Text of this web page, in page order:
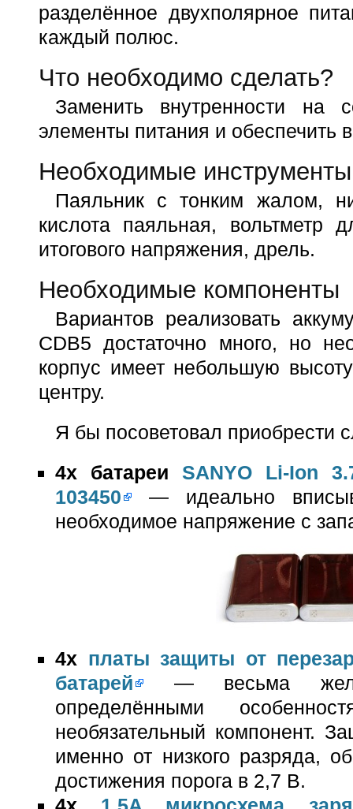
разделённое двухполярное
каждый полюс.
Что необходимо сделать?
Заменить внутренности на
элементы питания и обеспечить
Необходимые инструменты
Паяльник с тонким жалом,
кислота паяльная, вольтметр
итогового напряжения, дрель.
Необходимые компоненты
Вариантов реализовать
CDB5 достаточно много, но
корпус имеет небольшую
центру.
Я бы посоветовал приобрести
4x батареи SANYO Li-Ion
103450
— идеально
необходимое напряжение с
4x платы защиты от
батарей
— весьма
определёнными
необязательный компонент.
именно от низкого разряда,
достижения порога в 2,7 В.